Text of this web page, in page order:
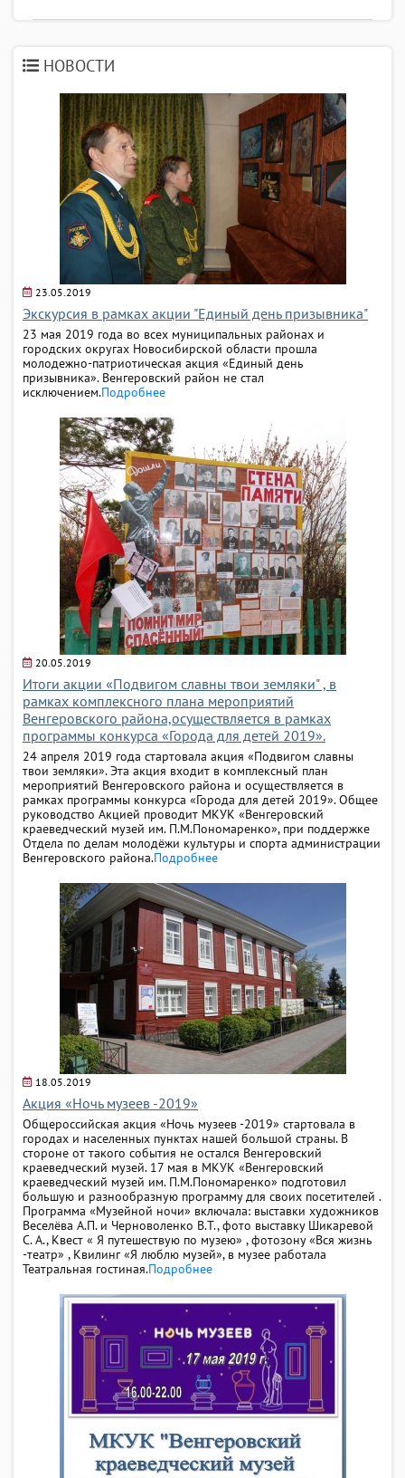
НОВОСТИ
23.05.2019
Экскурсия в рамках акции "Единый день призывника"
23 мая 2019 года во всех муниципальных районах и
городских округах Новосибирской области прошла
молодежно-патриотическая акция «Единый день
призывника». Венгеровский район не стал
исключением.Подробнее
20.05.2019
Итоги акции «Подвигом славны твои земляки" , в
рамках комплексного плана мероприятий
Венгеровского района,осуществляется в рамках
программы конкурса «Города для детей 2019».
24 апреля 2019 года стартовала акция «Подвигом славны
твои земляки». Эта акция входит в комплексный план
мероприятий Венгеровского района и осуществляется в
рамках программы конкурса «Города для детей 2019». Общее
руководство Акцией проводит МКУК «Венгеровский
краеведческий музей им. П.М.Пономаренко», при поддержке
Отдела по делам молодёжи культуры и спорта администрации
Венгеровского района.Подробнее
18.05.2019
Акция «Ночь музеев -2019»
Общероссийская акция «Ночь музеев -2019» стартовала в
городах и населенных пунктах нашей большой страны. В
стороне от такого события не остался Венгеровский
краеведческий музей. 17 мая в МКУК «Венгеровский
краеведческий музей им. П.М.Пономаренко» подготовил
большую и разнообразную программу для своих посетителей .
Программа «Музейной ночи» включала: выставки художников
Веселёва А.П. и Черноволенко В.Т., фото выставку Шикаревой
С. А., Квест « Я путешествую по музею» , фотозону «Вся жизнь
-театр» , Квилинг «Я люблю музей», в музее работала
Театральная гостиная.Подробнее